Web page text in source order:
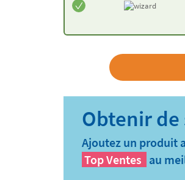
Ajoutez un produit
Top Ventes au